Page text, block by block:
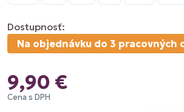
Dostupnosť:
Na objednávku do 3 pracovných
9,90 €
Cena s DPH